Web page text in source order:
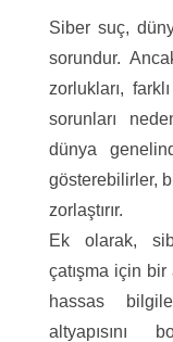
Siber suç,
sorundur.
zorlukları,
sorunları
dünya
gösterebilirler,
zorlaştırır.
Ek olarak,
çatışma için
hassas
altyapısını